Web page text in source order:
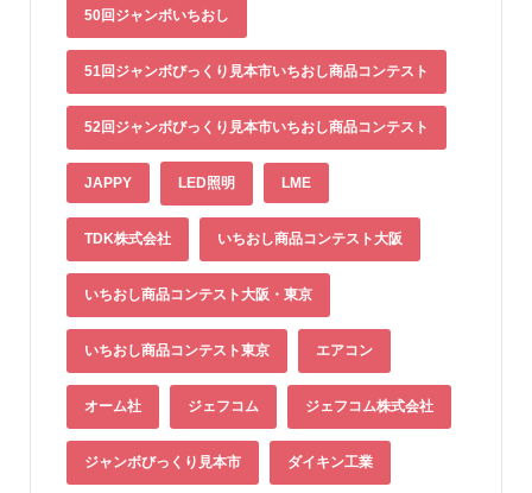
50回ジャンボいちおし
51回ジャンボびっくり見本市いちおし商品コンテスト
52回ジャンボびっくり見本市いちおし商品コンテスト
JAPPY LED照明 LME
TDK株式会社 いちおし商品コンテスト大阪
いちおし商品コンテスト大阪・東京
いちおし商品コンテスト東京 エアコン
オーム社 ジェフコム ジェフコム株式会社
ジャンボびっくり見本市 ダイキン工業